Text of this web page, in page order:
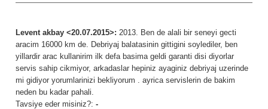
Levent akbay <20.07.2015>: 2013. Ben de alali bir seneyi gecti
aracim 16000 km de. Debriyaj balatasinin gittigini soylediler, ben
yillardir arac kullanirim ilk defa basima geldi garanti disi diyorlar
servis sahip cikmiyor, arkadaslar hepiniz ayaginiz debriyaj uzerinde
mi gidiyor yorumlarinizi bekliyorum . ayrica servislerin de bakim
neden bu kadar pahali.
Tavsiye eder misiniz?: -